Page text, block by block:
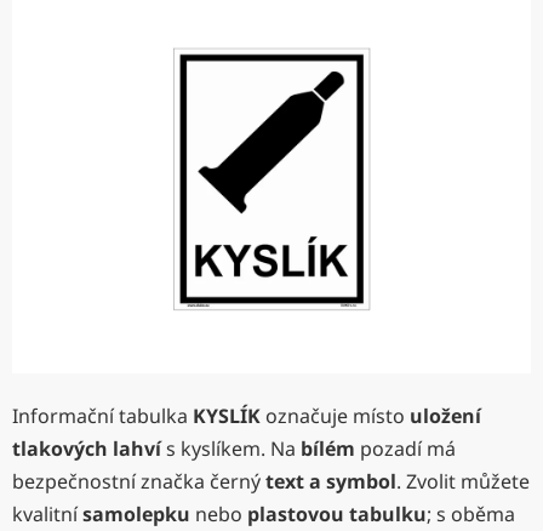
Informační tabulka KYSLÍK označuje místo uložení
tlakových lahvís kyslíkem. Na bílém pozadí má
bezpečnostní značka černýtext a symbol. Zvolit můžete
kvalitnísamolepku nebo plastovou tabulku; s oběma